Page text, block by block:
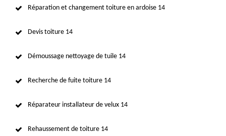
Réparation et changement toiture en ardoise 14
Devis toiture 14
Démoussage nettoyage de tuile 14
Recherche de fuite toiture 14
Réparateur installateur de velux 14
Rehaussement de toiture 14